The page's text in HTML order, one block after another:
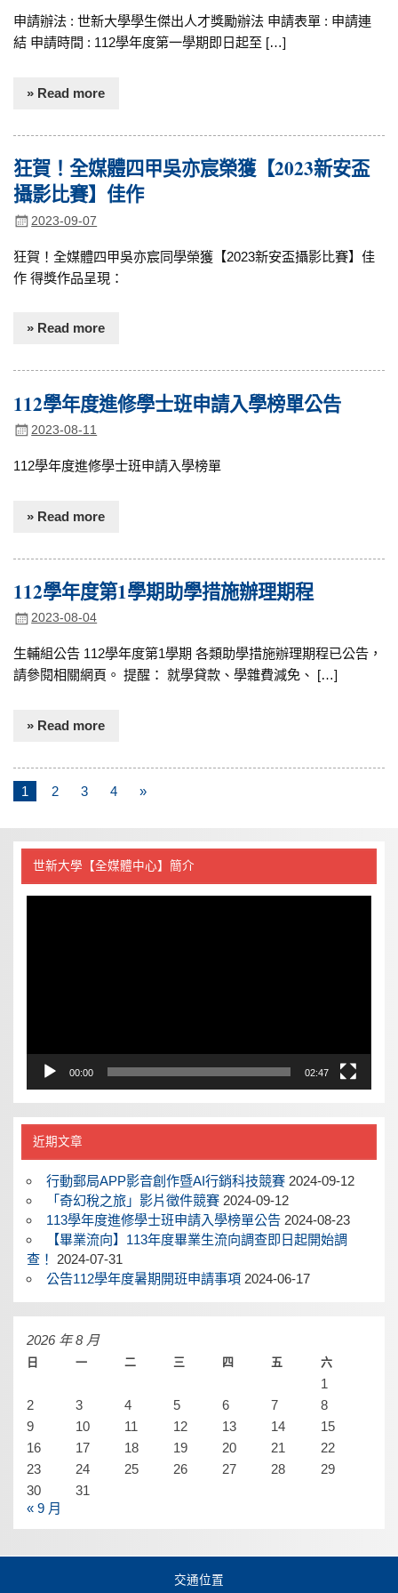
申請辦法 : 世新大學學生傑出人才獎勵辦法 申請表單 : 申請連
結 申請時間 : 112學年度第一學期即日起至 […]
» Read more
狂賀！全媒體四甲吳亦宸榮獲【2023新安盃
攝影比賽】佳作
2023-09-07
狂賀！全媒體四甲吳亦宸同學榮獲【2023新安盃攝影比賽】佳
作 得獎作品呈現：
» Read more
112學年度進修學士班申請入學榜單公告
2023-08-11
112學年度進修學士班申請入學榜單
» Read more
112學年度第1學期助學措施辦理期程
2023-08-04
生輔組公告 112學年度第1學期 各類助學措施辦理期程已公告，
請參閱相關網頁。 提醒： 就學貸款、學雜費減免、 […]
» Read more
1 2 3 4 »
世新大學【全媒體中心】簡介
00:00 02:47
近期文章
行動郵局APP影音創作暨AI行銷科技競賽 2024-09-12
「奇幻稅之旅」影片徵件競賽 2024-09-12
113學年度進修學士班申請入學榜單公告 2024-08-23
【畢業流向】113年度畢業生流向調查即日起開始調
查！
2024-07-31
公告112學年度暑期開班申請事項 2024-06-17
2026 年 8 月
日 一 二 三 四 五 六
1
2
3 4 5 6 7
8
9
10 11 12 13 14
15
16
17 18 19 20 21
22
23
24 25 26 27 28
29
30
31
« 9 月
交通位置